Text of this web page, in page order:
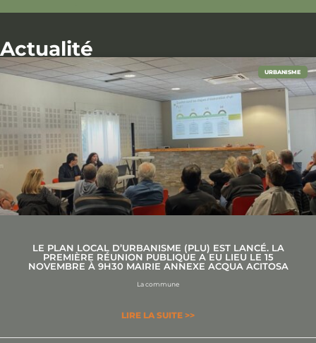
Actualité
URBANISME
LE PLAN LOCAL D’URBANISME (PLU) EST LANCÉ. LA
PREMIÈRE RÉUNION PUBLIQUE A EU LIEU LE 15
NOVEMBRE À 9H30 MAIRIE ANNEXE ACQUA ACITOSA
La commune
LIRE LA SUITE >>